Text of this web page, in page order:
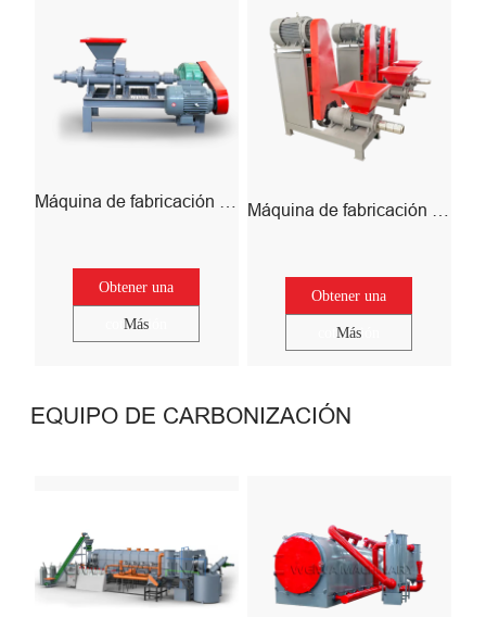
Obtener una
cotización
Más
Obtener una
cotización
Más
EQUIPO DE CARBONIZACIÓN